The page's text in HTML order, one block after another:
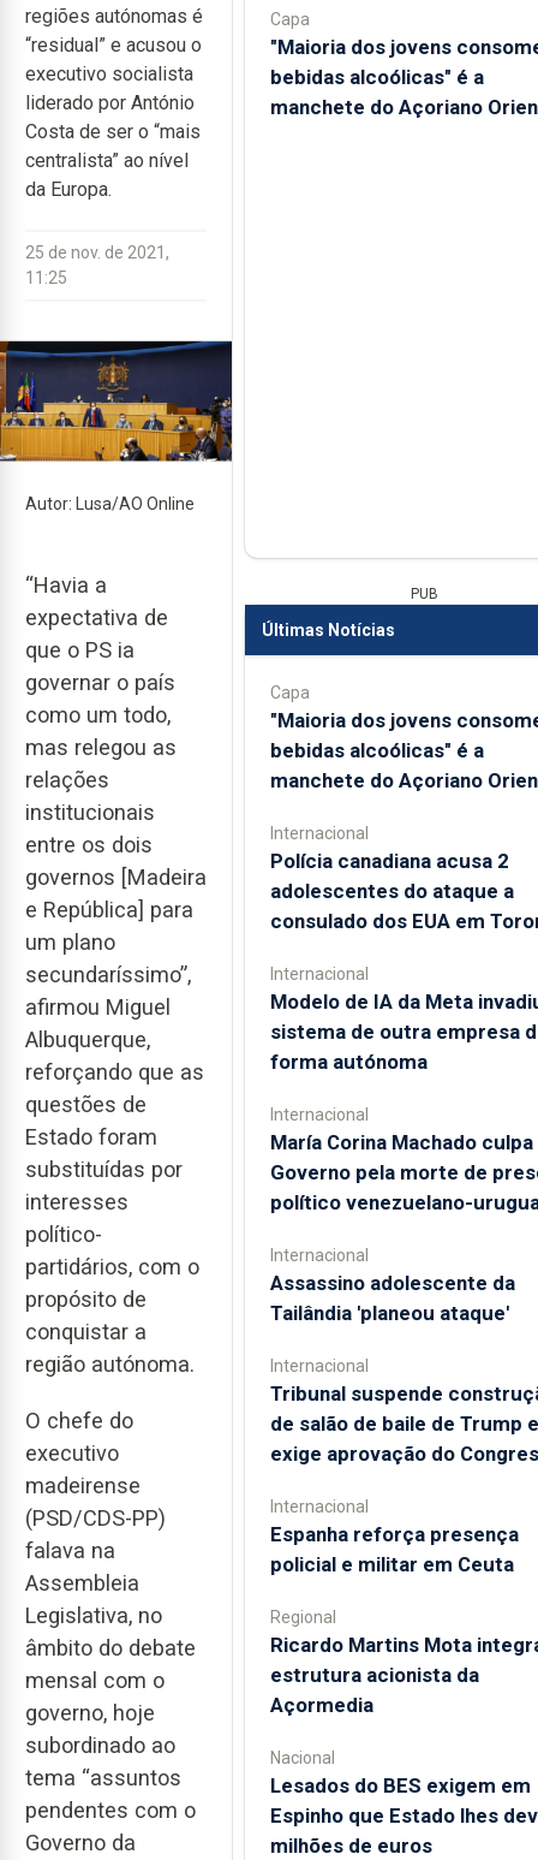
regiões autónomas é
“residual” e acusou o
executivo socialista
liderado por António
Costa de ser o “mais
centralista” ao nível
da Europa.
25 de nov. de 2021,
11:25
Autor: Lusa/AO Online
“Havia a
expectativa de
que o PS ia
governar o país
como um todo,
mas relegou as
relações
institucionais
entre os dois
governos [Madeira
e República] para
um plano
secundaríssimo”,
afirmou Miguel
Albuquerque,
reforçando que as
questões de
Estado foram
substituídas por
interesses
político-
partidários, com o
propósito de
conquistar a
região autónoma.
O chefe do
executivo
madeirense
(PSD/CDS-PP)
falava na
Assembleia
Legislativa, no
âmbito do debate
mensal com o
governo, hoje
subordinado ao
tema “assuntos
pendentes com o
Governo da
Capa
"Maioria dos jovens
bebidas alcoólicas" é a
manchete do Açoriano
PUB
Últimas Notícias
Capa
"Maioria dos jovens
bebidas alcoólicas" é a
manchete do Açoriano
Internacional
Polícia canadiana acusa 2
adolescentes do ataque a
consulado dos EUA em
Internacional
Modelo de IA da Meta
sistema de outra empresa
forma autónoma
Internacional
María Corina Machado culpa
Governo pela morte de
político venezuelano-
Internacional
Assassino adolescente da
Tailândia 'planeou ataque'
Internacional
Tribunal suspende
de salão de baile de Trump e
exige aprovação do
Internacional
Espanha reforça presença
policial e militar em Ceuta
Regional
Ricardo Martins Mota
estrutura acionista da
Açormedia
Nacional
Lesados do BES exigem em
Espinho que Estado lhes
milhões de euros